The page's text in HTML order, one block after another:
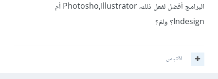
البرامج أفضل لفعل ذلك، Photosho,Illustrator أم
Indesign؟ ولمَ؟
اقتباس